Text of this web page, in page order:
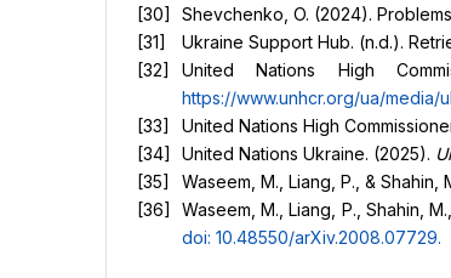
Shevchenko, O. (2024).
Ukraine Support Hub. (n.d.).
United Nations High
https://www.unhcr.org/ua/
United Nations High
United Nations Ukraine. (2025).
Waseem, M., Liang, P., &
Waseem, M., Liang, P., Shahin,
doi: 10.48550/arXiv.2008.07729.